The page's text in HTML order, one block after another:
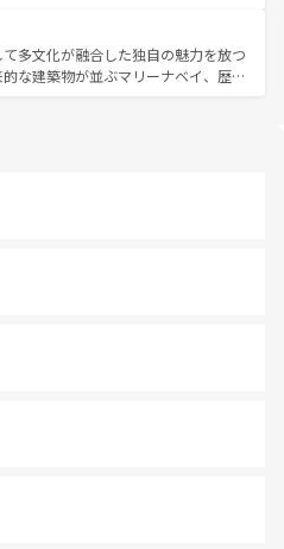
温暖で、どの季節にも異なる楽しみ
やすいタイの人々、仏教を中心とし
観光資源が、訪れる旅人を魅了し続
動するはず。観光スポットが密集し
ころを回れるのも魅力。息をのむよ
体験まで、香港を存分に楽しみ尽く
多文化が融合した独自の魅力を放つ
な建築物が並ぶマリーナベイ、歴史
の風情を楽しめる外せないスポット